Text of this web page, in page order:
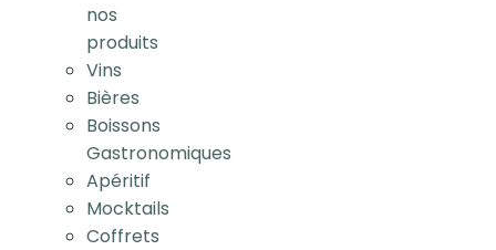
nos
produits
Vins
Bières
Boissons
Gastronomiques
Apéritif
Mocktails
Coffrets